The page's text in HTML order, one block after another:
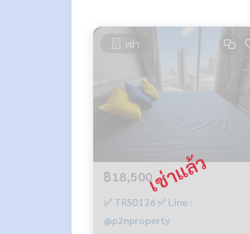
เช่า
฿18,500
✅ TRSD126 ✅ Line :
@p2nproperty